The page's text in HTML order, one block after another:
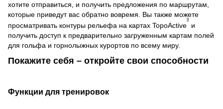
хотите отправиться, и получить предложения по маршрутам,
которые приведут вас обратно вовремя. Вы также можете
просматривать контуры рельефа на картах TopoActive
3
и
получить доступ к предварительно загруженным картам полей
для гольфа и горнолыжных курортов по всему миру.
Покажите себя – откройте свои способности
Функции для тренировок